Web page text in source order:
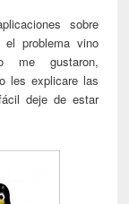
sobre
el problema vino
me gustaron,
les explicare las
deje de estar